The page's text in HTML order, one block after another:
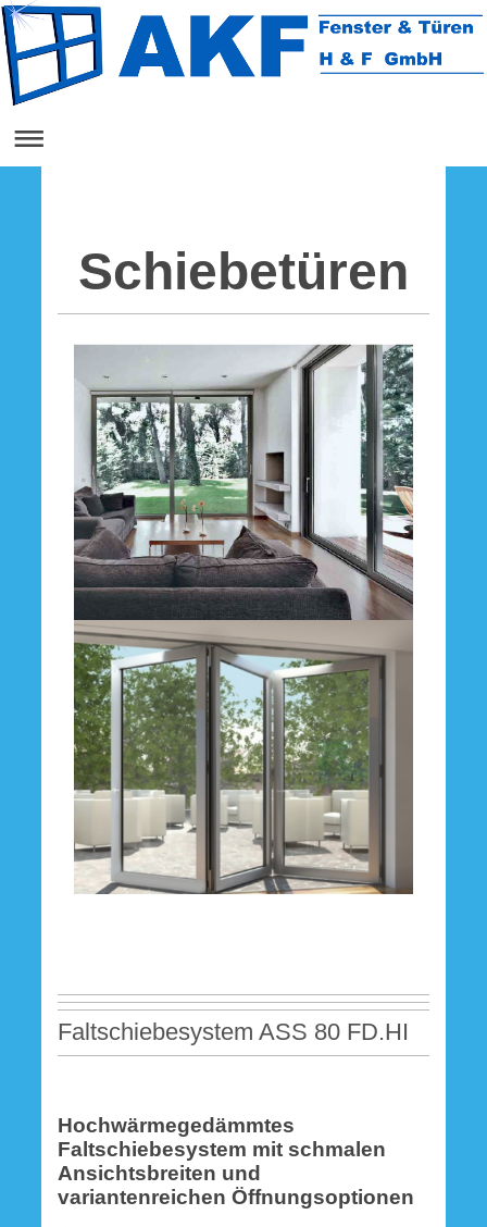
Schiebetüren
Faltschiebesystem ASS 80 FD.HI
Hochwärmegedämmtes
Faltschiebesystem mit schmalen
Ansichtsbreiten und
variantenreichen Öffnungsoptionen